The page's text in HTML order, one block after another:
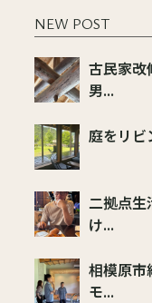
NEW POST
古民家改
男...
庭をリビ
二拠点生
け...
相模原市
モ...